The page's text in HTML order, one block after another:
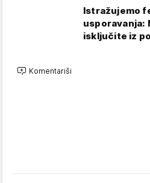
Istražujemo
usporavanja:
isključite iz
Komentariši